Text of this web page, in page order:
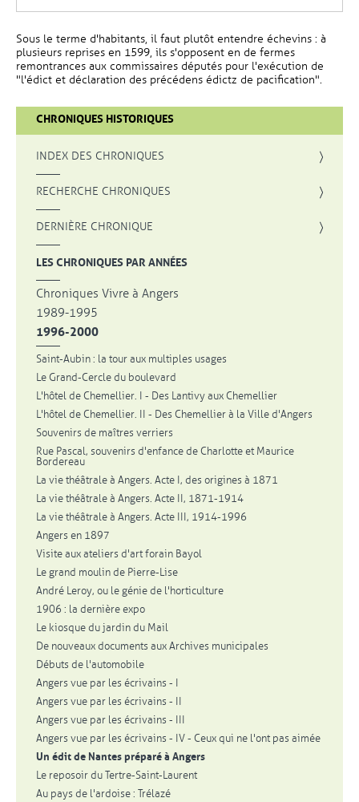
Sous le terme d'habitants, il faut plutôt entendre échevins : à
plusieurs reprises en 1599, ils s'opposent en de fermes
remontrances aux commissaires députés pour l'exécution de
"l'édict et déclaration des précédens édictz de pacification".
CHRONIQUES HISTORIQUES
INDEX DES CHRONIQUES
RECHERCHE CHRONIQUES , OUVRE UNE NOUVELLE FENÊTRE
DERNIÈRE CHRONIQUE
LES CHRONIQUES PAR ANNÉES
Chroniques Vivre à Angers
1989-1995
1996-2000
Saint-Aubin : la tour aux multiples usages
Le Grand-Cercle du boulevard
L'hôtel de Chemellier. I - Des Lantivy aux Chemellier
L'hôtel de Chemellier. II - Des Chemellier à la Ville d'Angers
Souvenirs de maîtres verriers
Rue Pascal, souvenirs d'enfance de Charlotte et Maurice
Bordereau
La vie théâtrale à Angers. Acte I, des origines à 1871
La vie théâtrale à Angers. Acte II, 1871-1914
La vie théâtrale à Angers. Acte III, 1914-1996
Angers en 1897
Visite aux ateliers d'art forain Bayol
Le grand moulin de Pierre-Lise
André Leroy, ou le génie de l'horticulture
1906 : la dernière expo
Le kiosque du jardin du Mail
De nouveaux documents aux Archives municipales
Débuts de l'automobile
Angers vue par les écrivains - I
Angers vue par les écrivains - II
Angers vue par les écrivains - III
Angers vue par les écrivains - IV - Ceux qui ne l'ont pas aimée
Un édit de Nantes préparé à Angers
Le reposoir du Tertre-Saint-Laurent
Au pays de l'ardoise : Trélazé